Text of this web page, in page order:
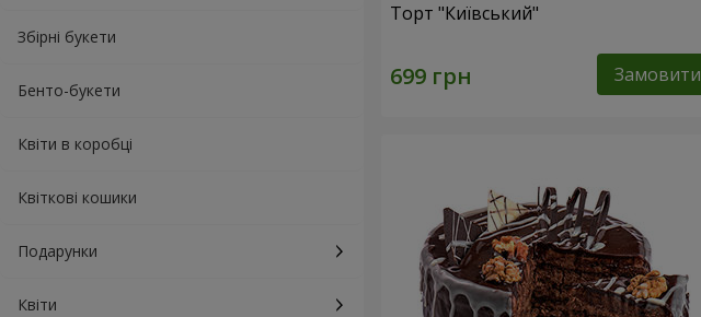
Збірні букети
Бенто-букети
Квіти в коробці
Квіткові кошики
Подарунки
Квіти
Торт "Київський"
Замовити